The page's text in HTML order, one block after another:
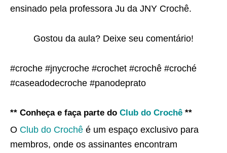
ensinado pela professora Ju da JNY Crochê.
Gostou da aula? Deixe seu comentário!
#croche #jnycroche #crochet #crochê #croché
#caseadodecroche #panodeprato
** Conheça e faça parte do Club do Crochê **
O Club do Crochê é um espaço exclusivo para
membros, onde os assinantes encontram